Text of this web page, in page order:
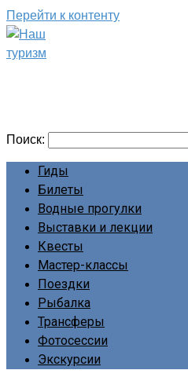
Перейти к контенту
Поиск:
Гиды
Билеты
Водные прогулки
Выставки и лекции
Квесты
Мастер-классы
Поездки
Рыбалка
Трансферы
Фотосессии
Экскурсии